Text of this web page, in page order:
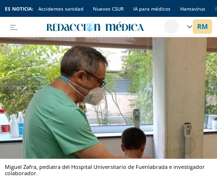
ES NOTICIA: Accidentes sanidad Nuevos CSUR IA para médicos Hantavirus
Miguel Zafra, pediatra del Hospital Universitario de Fuenlabrada e investigador
colaborador.